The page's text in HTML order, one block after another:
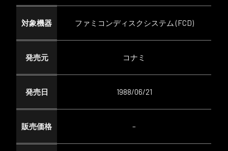
対象機器 ファミコンディスクシステム (FCD)
発売元 コナミ
発売日 1988/06/21
販売価格 –